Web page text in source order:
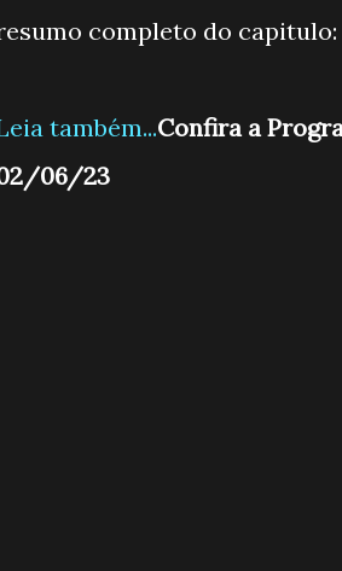
completo do capitulo:
também...Confira a
06/23